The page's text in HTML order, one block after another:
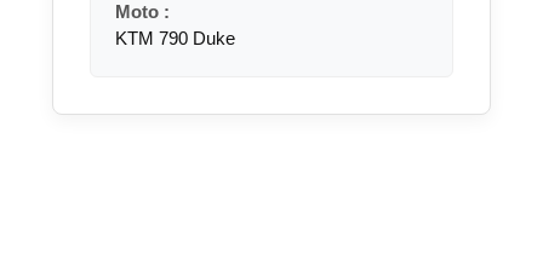
Moto :
KTM 790 Duke